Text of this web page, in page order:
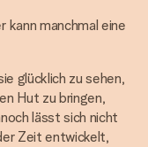
kann manchmal eine
glücklich zu sehen,
Hut zu bringen,
lässt sich nicht
Zeit entwickelt,